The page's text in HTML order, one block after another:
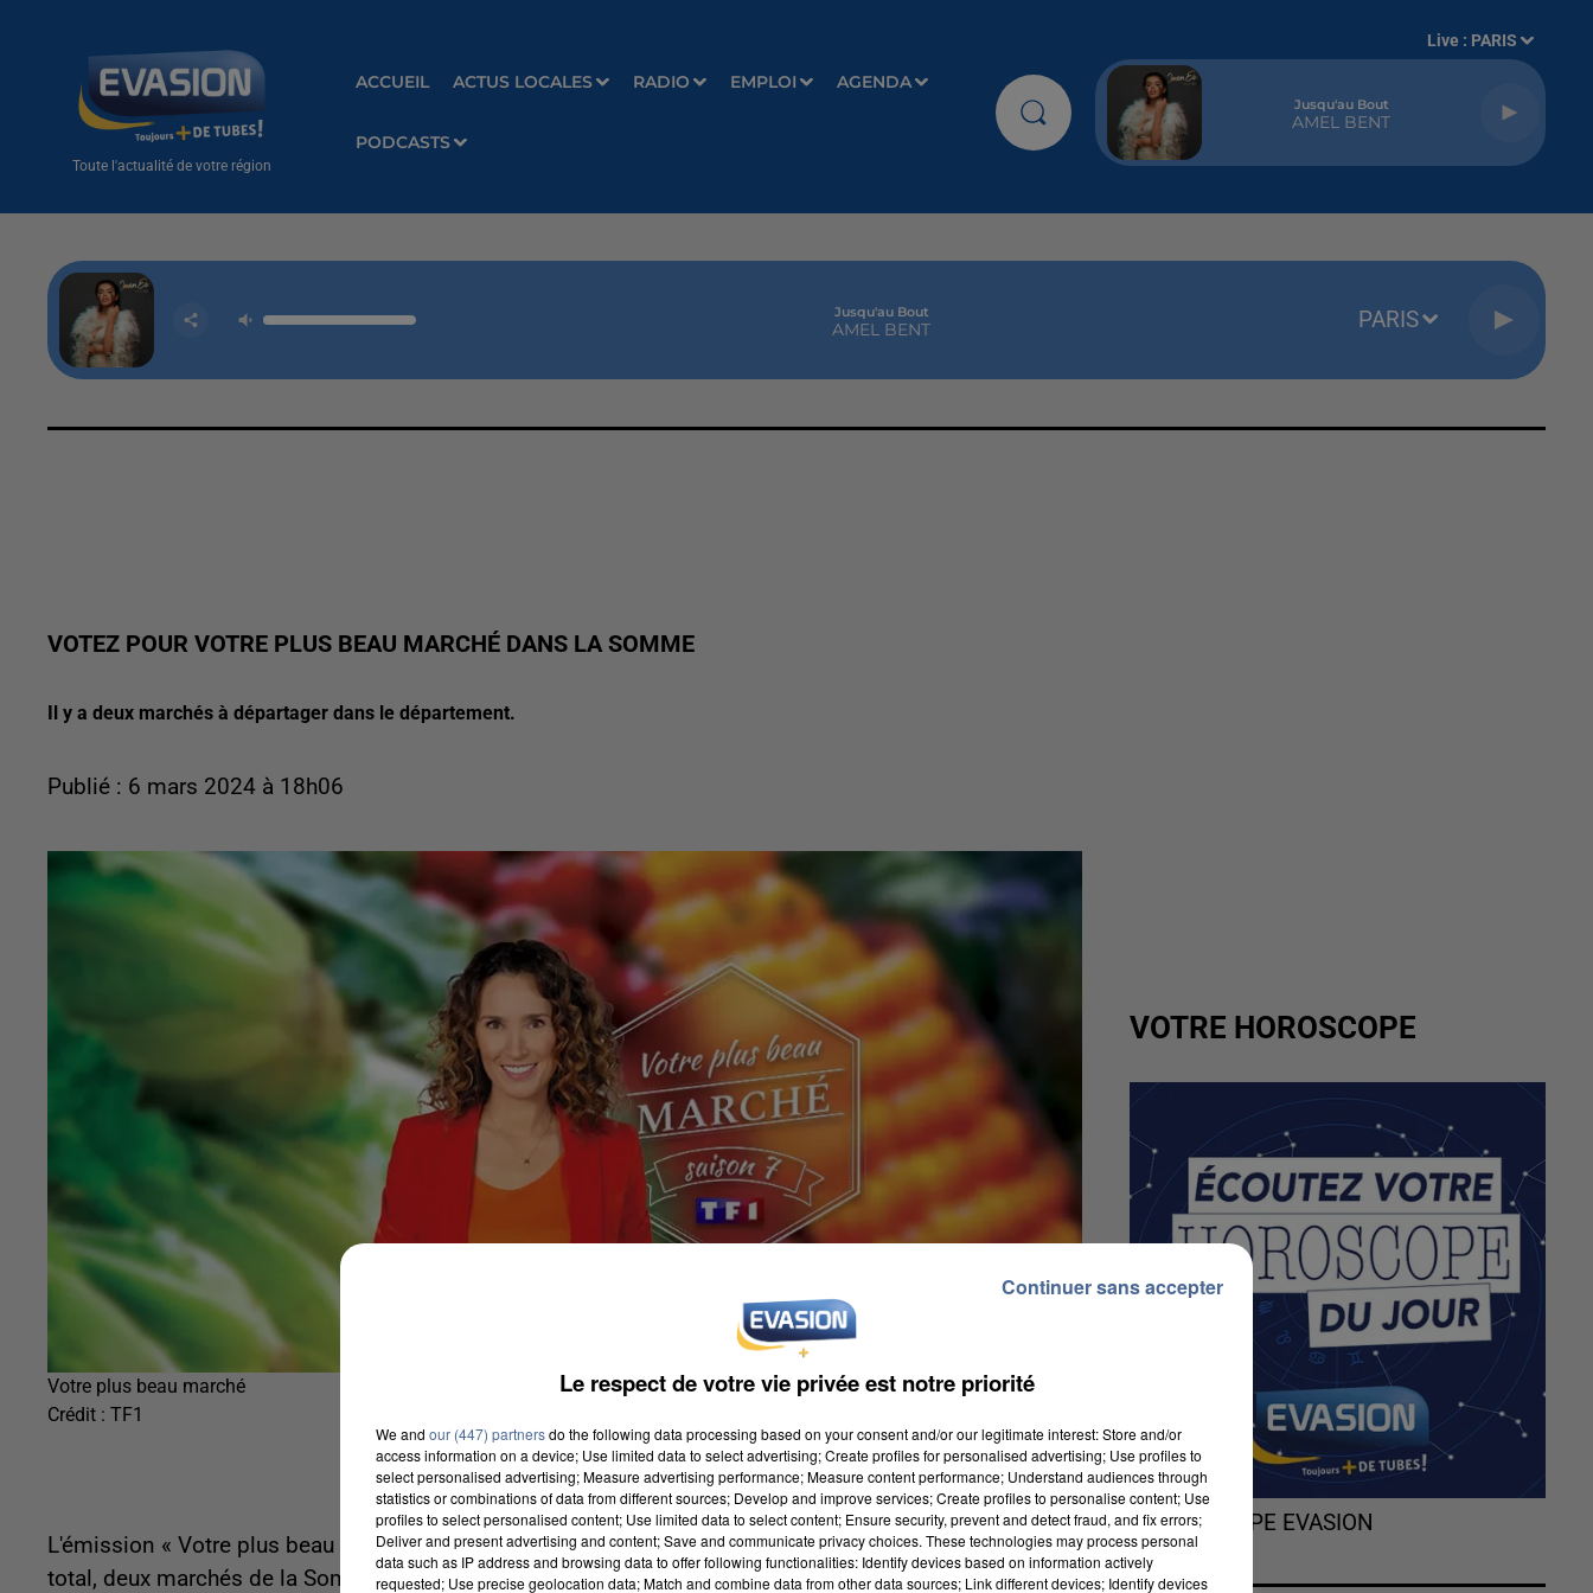
Toute l'actualité de votre région
ACCUEIL ACTUS LOCALES RADIO EMPLOI AGENDA
PODCASTS
Live : PARIS
Jusqu'au Bout
AMEL BENT
Jusqu'au Bout
AMEL BENT PARIS
VOTEZ POUR VOTRE PLUS BEAU MARCHÉ DANS LA SOMME
Il y a deux marchés à départager dans le département.
Publié : 6 mars 2024 à 18h06
Votre plus beau marché
Crédit : TF1
L'émission « Votre plus beau marché », l'événement de TF1, fait son grand retour dès aujourd'hui. Au
total, deux marchés de la Somme sont proposés au vote. Il s'agit de ceux d'Amiens et d'Abbeville. Le
VOTRE HOROSCOPE
L'HOROSCOPE EVASION
Le respect de votre vie privée est notre priorité
We and our (447) partnersdo the following data processing based on your consent and/or our legitimate interest: Store and/or
access information on a device; Use limited data to select advertising; Create profiles for personalised advertising; Use profiles to
select personalised advertising; Measure advertising performance; Measure content performance; Understand audiences through
statistics or combinations of data from different sources; Develop and improve services; Create profiles to personalise content; Use
profiles to select personalised content; Use limited data to select content; Ensure security, prevent and detect fraud, and fix errors;
Deliver and present advertising and content; Save and communicate privacy choices. These technologies may process personal
data such as IP address and browsing data to offer following functionalities: Identify devices based on information actively
requested; Use precise geolocation data; Match and combine data from other data sources; Link different devices; Identify devices
Continuer sans accepter